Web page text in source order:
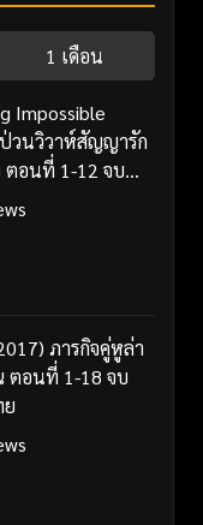
1 เดือน
Impossible
วนวิวาห์สัญญารัก
ตอนที่ 1-12 จบ
/ซับไทย
ภารกิจคู่หูล่า
อนที่ 1-18 จบ